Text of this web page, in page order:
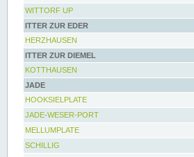
WITTORF UP
ITTER ZUR EDER
HERZHAUSEN
ITTER ZUR DIEMEL
KOTTHAUSEN
JADE
HOOKSIELPLATE
JADE-WESER-PORT
MELLUMPLATE
SCHILLIG